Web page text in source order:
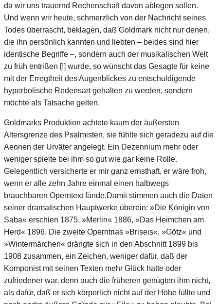
da wir uns trauernd Rechenschaft davon ablegen sollen.
Und wenn wir heute, schmerzlich von der Nachricht seines
Todes überrascht, beklagen, daß Goldmark nicht nur denen,
die ihn persönlich kannten und liebten – beides sind hier
identische Begriffe –, sondern auch der musikalischen Welt
zu früh entrißen [!] wurde, so wünscht das Gesagte für keine
mit der Erregtheit des Augenblickes zu entschuldigende
hyperbolische Redensart gehalten zu werden, sondern
möchte als Tatsache gelten.
Goldmarks Produktion achtete kaum der äußersten
Altersgrenze des Psalmisten, sie fühlte sich geradezu auf die
Aeonen der Urväter angelegt. Ein Dezennium mehr oder
weniger spielte bei ihm so gut wie gar keine Rolle.
Gelegentlich versicherte er mir ganz ernsthaft, er wäre froh,
wenn er alle zehn Jahre einmal einen halbwegs
brauchbaren Operntext fände.Damit stimmen auch die Daten
seiner dramatischen Hauptwerke überein: »Die Königin von
Saba« erschien 1875, »Merlin« 1886, »Das Heimchen am
Herd« 1896. Die zweite Operntrias »Briseis«, »Götz« und
»Wintermärchen« drängte sich in den Abschnitt 1899 bis
1908 zusammen, ein Zeichen, weniger dafür, daß der
Komponist mit seinen Texten mehr Glück hatte oder
zufriedener war, denn auch die früheren genügten ihm nicht,
als dafür, daß er sich körperlich nicht auf der Höhe füllte und